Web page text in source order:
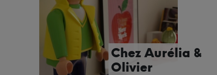
Chez Aurélia &
Olivier